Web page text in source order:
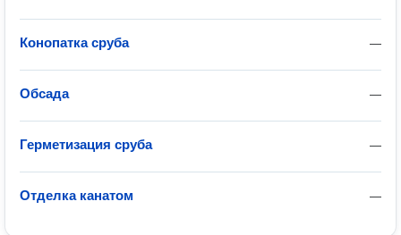
—
Конопатка сруба
—
Обсада
—
Герметизация сруба
—
Отделка канатом